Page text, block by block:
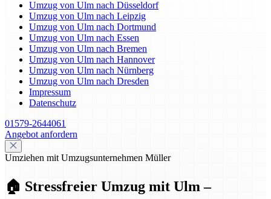
Umzug von Ulm nach Düsseldorf
Umzug von Ulm nach Leipzig
Umzug von Ulm nach Dortmund
Umzug von Ulm nach Essen
Umzug von Ulm nach Bremen
Umzug von Ulm nach Hannover
Umzug von Ulm nach Nürnberg
Umzug von Ulm nach Dresden
Impressum
Datenschutz
01579-2644061
Angebot anfordern
Umziehen mit Umzugsunternehmen Müller
🏠 Stressfreier Umzug mit Ulm –